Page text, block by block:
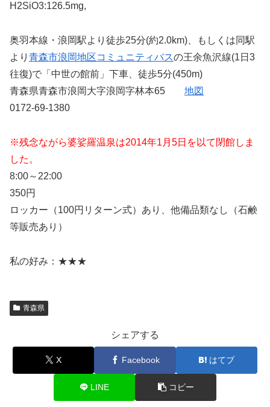
H2SiO3:126.5mg,
奥羽本線・浪岡駅より徒歩25分(約2.0km)、もしくは同駅
より 青森市浪岡地区コミュニティバスの王余魚沢線(1日3
往復)で「中世の館前」下車、徒歩5分(450m)
青森県青森市浪岡大字浪岡字林本65 地図
0172-69-1380
※残念ながら婆娑羅温泉は2014年1月5日を以て閉館しま
した。
8:00～22:00
350円
ロッカー（100円リターン式）あり、他備品類なし（石鹸
等販売あり）
私の好み：★★★
青森県
シェアする
X Facebook はてブ
LINE コピー